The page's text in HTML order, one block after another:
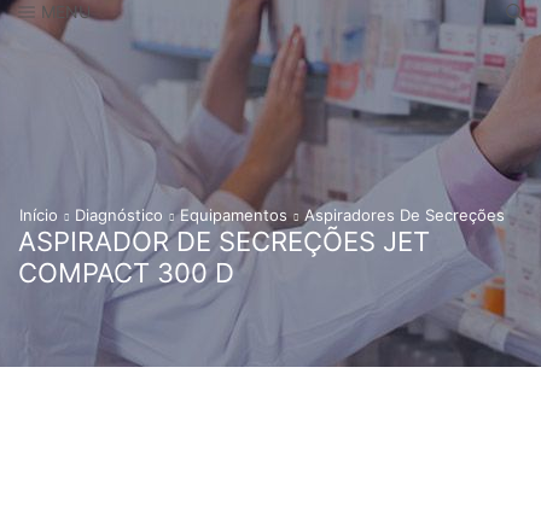
MENU
Início Diagnóstico Equipamentos Aspiradores De Secreções
ASPIRADOR DE SECREÇÕES JET
COMPACT 300 D